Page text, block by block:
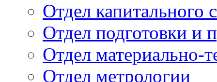
Отдел капитального
Отдел подготовки и
Отдел материально-
Отдел метрологии